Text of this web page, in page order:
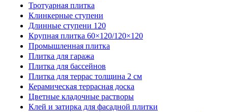
Тротуарная плитка
Клинкерные ступени
Длинные ступени 120
Крупная плитка 60×120/120×120
Промышленная плитка
Плитка для гаража
Плитка для бассейнов
Плитка для террас толщина 2 см
Керамическая террасная доска
Цветные кладочные растворы
Клей и затирка для фасадной плитки